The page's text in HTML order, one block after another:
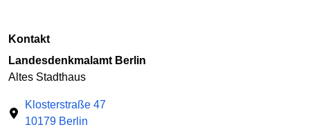
Kontakt
Landesdenkmalamt Berlin
Altes Stadthaus
Klosterstraße 47
10179 Berlin